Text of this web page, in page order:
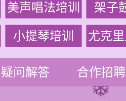
美声唱法培训 架子
小提琴培训 尤克
疑问解答 合作招聘